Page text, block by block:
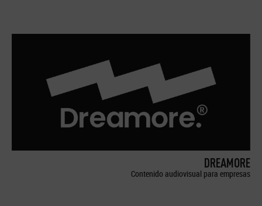
DREAMORE
Contenido audiovisual para empresas